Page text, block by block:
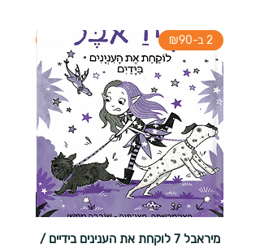
2 ב-₪90
מיראבל 7 לוקחת את הענינים בידיים /